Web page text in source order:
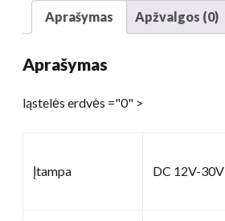
Aprašymas Apžvalgos (0)
Aprašymas
ląstelės erdvės ="0" >
Įtampa DC 12V-30V